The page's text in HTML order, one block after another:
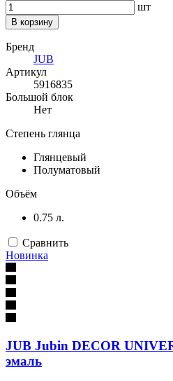
шт
В корзину
Бренд
JUB
Артикул
5916835
Большой блок
Нет
Степень глянца
Глянцевый
Полуматовый
Объём
0.75 л.
Сравнить
Новинка
JUB Jubin DECOR
эмаль